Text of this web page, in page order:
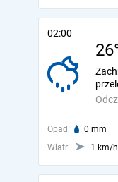
02:00
Opad: 0 mm
Wiatr:
1 km/h